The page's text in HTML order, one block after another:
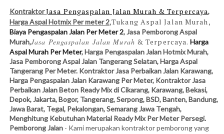
KontraktorJasa Pengaspalan Jalan Murah & Terpercaya,
Harga Aspal Hotmix Per meter 2,Tukang Aspal Jalan Murah,
Biaya Pengaspalan Jalan Per Meter 2, Jasa Pemborong Aspal
Murah,Jasa Pengaspalan Jalan Murah & Terpercaya.Harga
Aspal Murah Per Meter, Harga Pengaspalan Jalan Hotmix Murah,
Jasa Pemborong Aspal Jalan Tangerang Selatan, Harga Aspal
Tangerang Per Meter. Kontraktor Jasa Perbaikan Jalan Karawang,
Harga Pengaspalan Jalan Karawang Per Meter, Kontraktor Jasa
Perbaikan Jalan Beton Ready Mix di Cikarang, Karawang, Bekasi,
Depok, Jakarta, Bogor, Tangerang, Serpong, BSD, Banten, Bandung,
Jawa Barat, Tegal, Pekalongan, Semarang Jawa Tengah,
Menghitung Kebutuhan Material Ready Mix Per Meter Persegi.
Pemborong Jalan - Kamimerupakan kontraktor pemborong yang